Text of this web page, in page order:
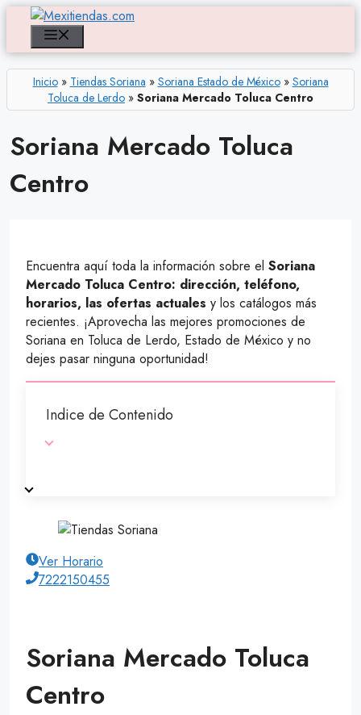
Saltar
contenido
Inicio» Tiendas Soriana » Soriana Estado de México» Soriana
Toluca de Lerdo » Soriana Mercado Toluca Centro
Soriana Mercado Toluca
Centro
Encuentra aquí toda la información sobre el Soriana
Mercado Toluca Centro: dirección, teléfono,
horarios, las ofertas actuales y los catálogos más
recientes. ¡Aprovecha las mejores promociones de
Soriana en Toluca de Lerdo, Estado de México y no
dejes pasar ninguna oportunidad!
Indice de Contenido
Ver Horario
7222150455
Soriana Mercado Toluca
Centro